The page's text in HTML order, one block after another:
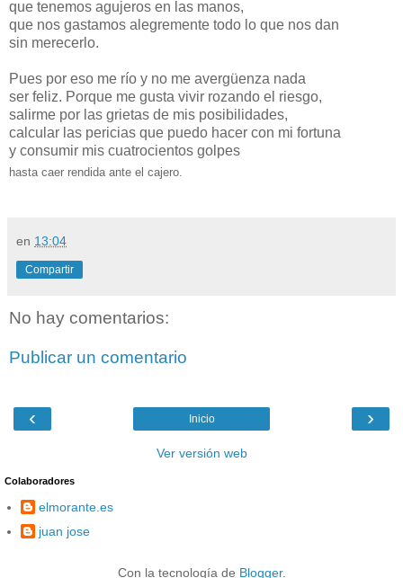
que tenemos agujeros en las manos,
que nos gastamos alegremente todo lo que nos dan
sin merecerlo.
Pues por eso me río y no me avergüenza nada
ser feliz. Porque me gusta vivir rozando el riesgo,
salirme por las grietas de mis posibilidades,
calcular las pericias que puedo hacer con mi fortuna
y consumir mis cuatrocientos golpes
hasta caer rendida ante el cajero.
en 13:04
Compartir
No hay comentarios:
Publicar un comentario
‹ ›
Inicio
Ver versión web
Colaboradores
elmorante.es
juan jose
Con la tecnología de Blogger.